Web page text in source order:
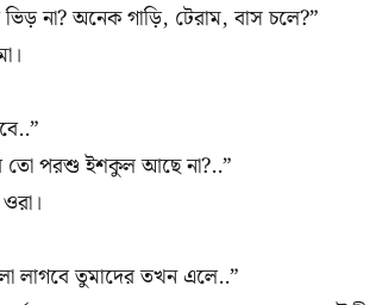
না? অনেক গাড়ি, টেরাম, বাস চলে?”
তো পরশু ইশকুল আছে না?..”
লাগবে তুমাদের তখন এলে..”